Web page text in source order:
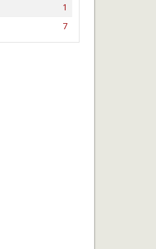
1
7